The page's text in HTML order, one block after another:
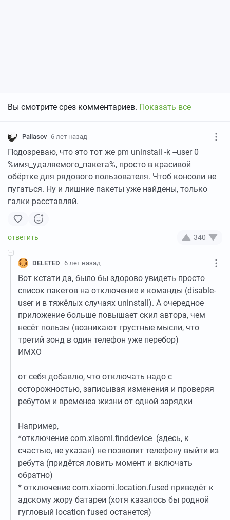
Вы смотрите срез комментариев. Показать все
Pallasov 6 лет назад
Подозреваю, что это тот же pm uninstall -k --user 0
%имя_удаляемого_пакета%, просто в красивой
обёртке для рядового пользователя. Чтоб консоли не
пугаться. Ну и лишние пакеты уже найдены, только
галки расставляй.
340
DELETED 6 лет назад
Вот кстати да, было бы здорово увидеть просто
список пакетов на отключение и команды (disable-
user и в тяжёлых случаях uninstall). А очередное
приложение больше повышает скил автора, чем
несёт пользы (возникают грустные мысли, что
третий зонд в один телефон уже перебор)
ИМХО
от себя добавлю, что отключать надо с
осторожностью, записывая изменения и проверяя
ребутом и временеа жизни от одной зарядки
Например,
*отключение com.xiaomi.finddevice (здесь, к
счастью, не указан) не позволит телефону выйти из
ребута (придётся ловить момент и включать
обратно)
* отключение com.xiaomi.location.fused приведёт к
адскому жору батареи (хотя казалось бы родной
гугловый location fused останется)